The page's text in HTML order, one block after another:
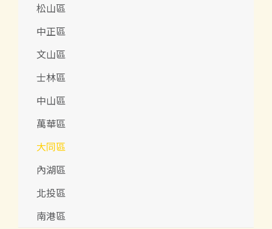
松山區
中正區
文山區
士林區
中山區
萬華區
大同區
內湖區
北投區
南港區